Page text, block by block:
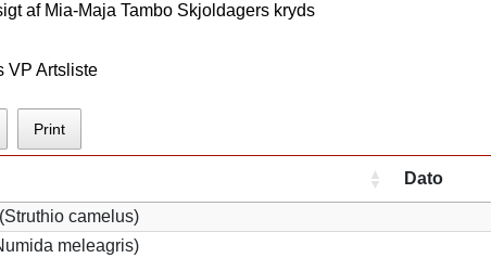
af Mia-Maja Tambo Skjoldagers kryds
VP Artsliste
Print
Dato
camelus)
meleagris)